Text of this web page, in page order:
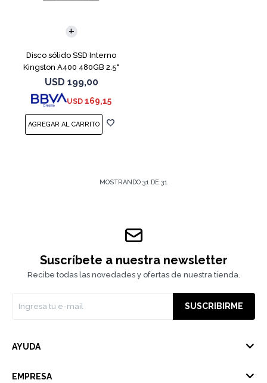
Disco sólido SSD Interno
Kingston A400 480GB 2.5"
SATA 3
USD 199,00
USD 169,15
MOSTRANDO 31 DE 31
Suscríbete a nuestra newsletter
Recibe todas las novedades y ofertas de nuestra tienda.
SUSCRIBIRME
AYUDA
EMPRESA